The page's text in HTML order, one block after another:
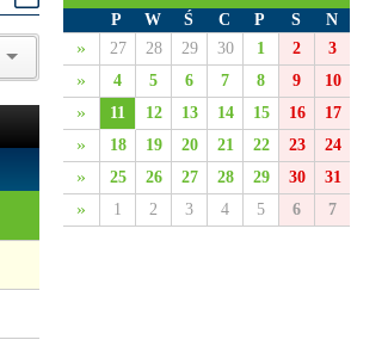
» 27 28 29 30 1 2 3
» 4 5 6 7 8 9 10
» 11 12 13 14 15 16 17
» 18 19 20 21 22 23 24
» 25 26 27 28 29 30 31
» 1 2 3 4 5 6 7
P W Ś C P S N